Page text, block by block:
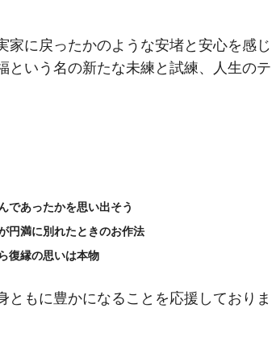
家に戻ったかのような安堵と安心を感じ
という名の新たな未練と試練、人生のテ
であったかを思い出そう
円満に別れたときのお作法
復縁の思いは本物
もに豊かになることを応援しておりま